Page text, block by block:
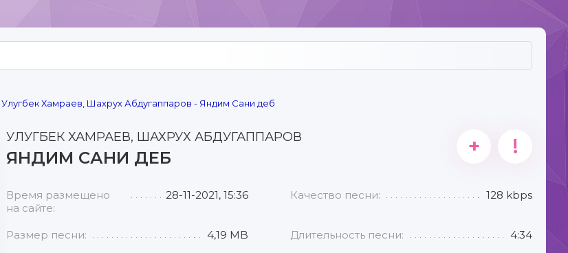
Улугбек Хамраев, Шахрух Абдугаппаров - Яндим Сани деб
УЛУГБЕК ХАМРАЕВ, ШАХРУХ АБДУГАППАРОВ
ЯНДИМ САНИ ДЕБ + !
Время размещено
на сайте:
28-11-2021, 15:36 Качество песни: 128 kbps
Размер песни: 4,19 MB Длительность песни: 4:34